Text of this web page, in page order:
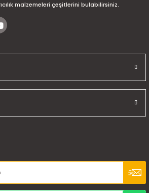
malzemeleri çeşitlerini bulabilirsiniz.